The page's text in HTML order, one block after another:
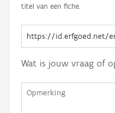
titel van een fiche.
Wat is jouw vraag of